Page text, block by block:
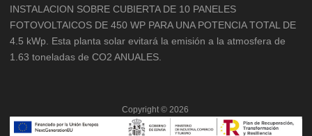
INSTALACION SOBRE CUBIERTA DE 10 PANELES
FOTOVOLTAICOS DE 450 WP PARA UNA POTENCIA TOTAL DE
4.5 kWp. Esta planta solar evitará la emisión a la atmosfera de
1.63 toneladas de CO2 ANUALES.
Copyright © 2026